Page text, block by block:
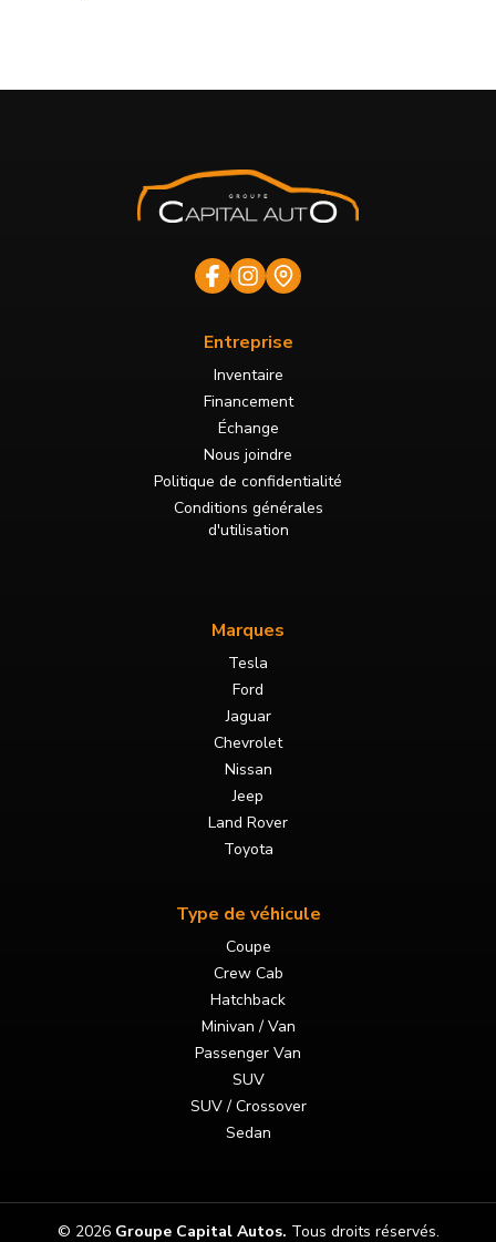
Entreprise
Inventaire
Financement
Échange
Nous joindre
Politique de confidentialité
Conditions générales
d'utilisation
Marques
Tesla
Ford
Jaguar
Chevrolet
Nissan
Jeep
Land Rover
Toyota
Type de véhicule
Coupe
Crew Cab
Hatchback
Minivan / Van
Passenger Van
SUV
SUV / Crossover
Sedan
© 2026 Groupe Capital Autos. Tous droits réservés.